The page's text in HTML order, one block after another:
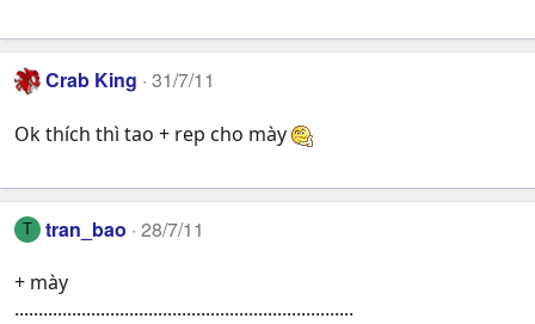
Crab King 31/7/11
Ok thích thì tao + rep cho mày
T tran_bao 28/7/11
+ mày
.......................................................................